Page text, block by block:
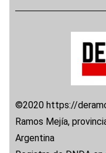
©2020 https://
Ramos Mejía,
Argentina